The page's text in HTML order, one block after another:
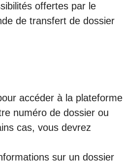
offertes par le
de transfert de dossier
accéder à la plateforme
numéro de dossier ou
cas, vous devrez
sur un dossier